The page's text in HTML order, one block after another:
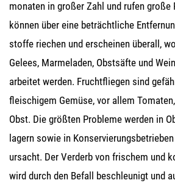
mo­na­ten in gro­ßer Zahl und rufen gro­ße
kön­nen über eine beträcht­li­che
stof­fe rie­chen und erschei­nen über­all,
Gelees, Mar­me­la­den, Obst­säf­te und
ar­bei­tet wer­den. Frucht­flie­gen sind
flei­schi­gem Gemü­se, vor allem
Obst. Die größ­ten Pro­ble­me wer­den in
la­gern sowie in
ur­sacht. Der Ver­derb von fri­schem und
wird durch den Befall beschleu­nigt und